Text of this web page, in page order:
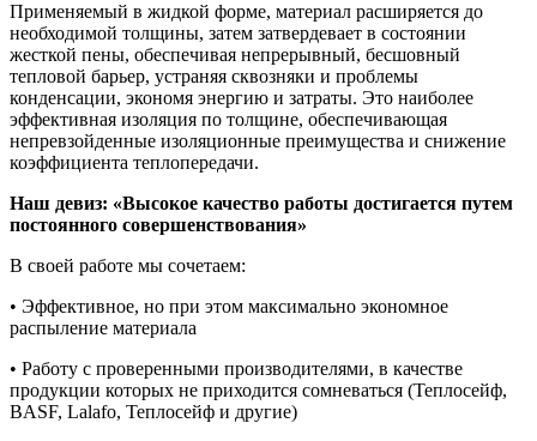
Применяемый в жидкой форме, материал расширяется до
необходимой толщины, затем затвердевает в состоянии
жесткой пены, обеспечивая непрерывный, бесшовный
тепловой барьер, устраняя сквозняки и проблемы
конденсации, экономя энергию и затраты. Это наиболее
эффективная изоляция по толщине, обеспечивающая
непревзойденные изоляционные преимущества и снижение
коэффициента теплопередачи.
Наш девиз: «Высокое качество работы достигается путем
постоянного совершенствования»
В своей работе мы сочетаем:
• Эффективное, но при этом максимально экономное
распыление материала
• Работу с проверенными производителями, в качестве
продукции которых не приходится сомневаться (Теплосейф,
BASF, Lalafo, Теплосейф и другие)